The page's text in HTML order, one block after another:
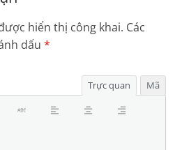
hiển thị công khai. Các
dấu*
Trực quan Mã